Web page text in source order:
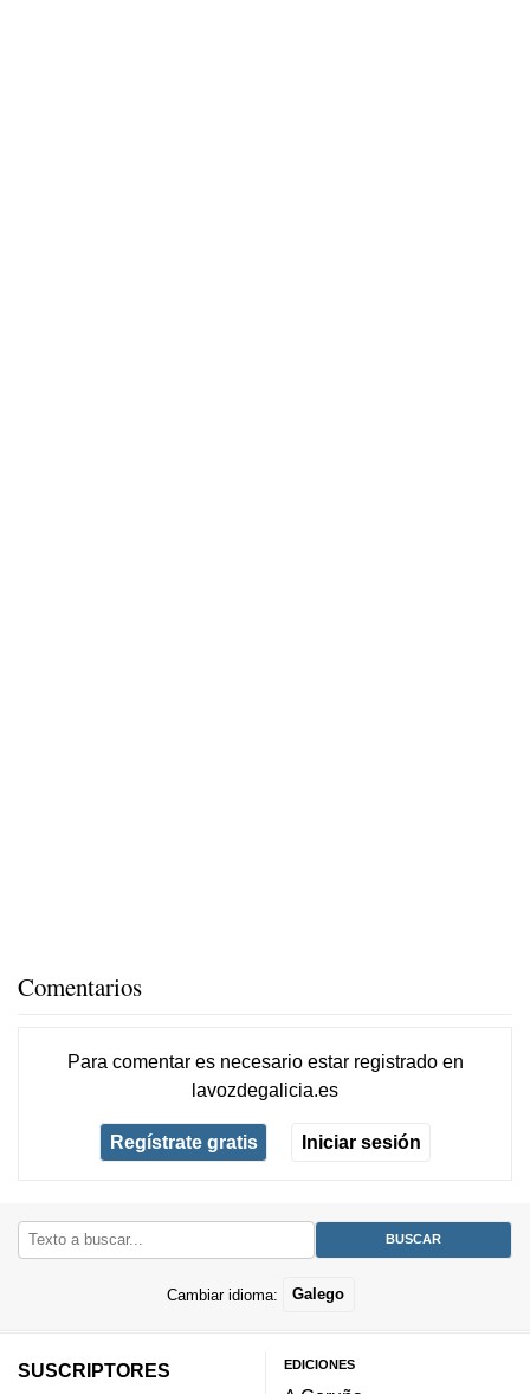
Comentarios
Para comentar es necesario estar registradoen
lavozdegalicia.es
Regístrate gratis Iniciar sesión
Cambiar idioma: Galego
SUSCRIPTORES EDICIONES